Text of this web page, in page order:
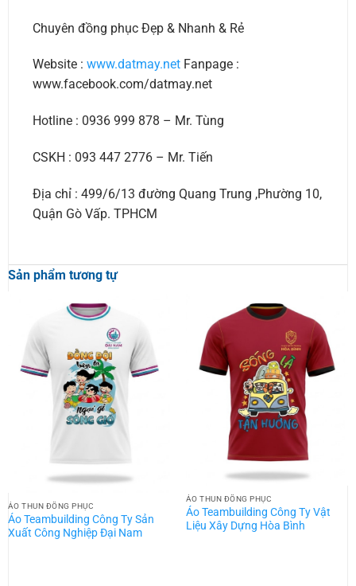
Chuyên đồng phục Đẹp & Nhanh & Rẻ
Website : www.datmay.netFanpage :
www.facebook.com/datmay.net
Hotline : 0936 999 878 – Mr. Tùng
CSKH : 093 447 2776 – Mr. Tiến
Địa chỉ : 499/6/13 đường Quang Trung ,Phường 10,
Quận Gò Vấp. TPHCM
Sản phẩm tương tự
ÁO THUN ĐỒNG PHỤC
Áo Teambuilding Công Ty Sản
Xuất Công Nghiệp Đại Nam
ÁO THUN ĐỒNG PHỤC
Áo Teambuilding Công Ty Vật
Liệu Xây Dựng Hòa Bình